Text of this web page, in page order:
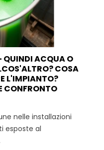
QUINDI ACQUA O
COSA
L'IMPIANTO?
CONFRONTO
nelle installazioni
esposte al